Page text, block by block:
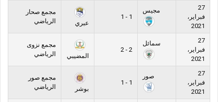
27
فبراير،
2021
مجيس
1 - 1
عبري
مجمع صحار
الرياضي
27
فبراير،
2021
سمائل
2 - 2
المضيبي
مجمع نزوى
الرياضي
27
فبراير،
2021
صور
1 - 1
بوشر
مجمع صور
الرياضي